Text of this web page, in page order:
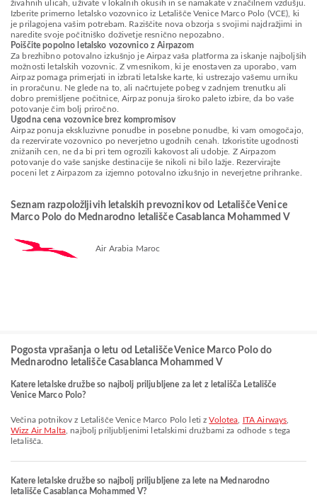
živahnih ulicah, uživate v lokalnih okusih in se namakate v značilnem vzdušju.
Izberite primerno letalsko vozovnico iz Letališče Venice Marco Polo (VCE), ki
je prilagojena vašim potrebam. Raziščite nova obzorja s svojimi najdražjimi in
naredite svoje počitniško doživetje resnično nepozabno.
Poiščite popolno letalsko vozovnico z Airpazom
Za brezhibno potovalno izkušnjo je Airpaz vaša platforma za iskanje najboljših
možnosti letalskih vozovnic. Z vmesnikom, ki je enostaven za uporabo, vam
Airpaz pomaga primerjati in izbrati letalske karte, ki ustrezajo vašemu urniku
in proračunu. Ne glede na to, ali načrtujete pobeg v zadnjem trenutku ali
dobro premišljene počitnice, Airpaz ponuja široko paleto izbire, da bo vaše
potovanje čim bolj priročno.
Ugodna cena vozovnice brez kompromisov
Airpaz ponuja ekskluzivne ponudbe in posebne ponudbe, ki vam omogočajo,
da rezervirate vozovnico po neverjetno ugodnih cenah. Izkoristite ugodnosti
znižanih cen, ne da bi pri tem ogrozili kakovost ali udobje. Z Airpazom
potovanje do vaše sanjske destinacije še nikoli ni bilo lažje. Rezervirajte
poceni let z Airpazom za izjemno potovalno izkušnjo in neverjetne prihranke.
Seznam razpoložljivih letalskih prevoznikov od Letališče Venice
Marco Polo do Mednarodno letališče Casablanca Mohammed V
Air Arabia Maroc
Pogosta vprašanja o letu od Letališče Venice Marco Polo do
Mednarodno letališče Casablanca Mohammed V
Katere letalske družbe so najbolj priljubljene za let z letališča Letališče
Venice Marco Polo?
Večina potnikov z Letališče Venice Marco Polo leti zVolotea ITA Airways
Wizz Air Malta, najbolj priljubljenimi letalskimi družbami za odhode s tega
letališča.
Katere letalske družbe so najbolj priljubljene za lete na Mednarodno
letališče Casablanca Mohammed V?